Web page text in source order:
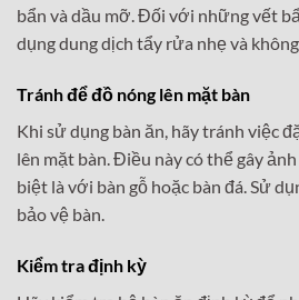
bẩn và dầu mỡ. Đối với những vết
dụng dung dịch tẩy rửa nhẹ và
Tránh để đồ nóng lên mặt bàn
Khi sử dụng bàn ăn, hãy tránh việc
lên mặt bàn. Điều này có thể gây
biệt là với bàn gỗ hoặc bàn đá. Sử
bảo vệ bàn.
Kiểm tra định kỳ